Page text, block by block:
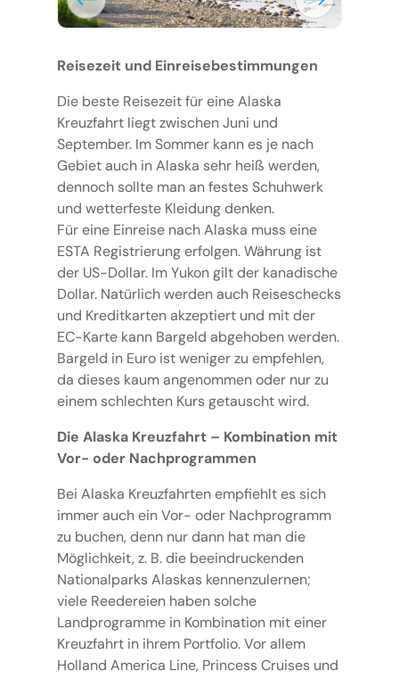
Reisezeit und Einreisebestimmungen
Die beste Reisezeit für eine Alaska
Kreuzfahrt liegt zwischen Juni und
September. Im Sommer kann es je nach
Gebiet auch in Alaska sehr heiß werden,
dennoch sollte man an festes Schuhwerk
und wetterfeste Kleidung denken.
Für eine Einreise nach Alaska muss eine
ESTA Registrierung erfolgen. Währung ist
der US-Dollar. Im Yukon gilt der kanadische
Dollar. Natürlich werden auch Reiseschecks
und Kreditkarten akzeptiert und mit der
EC-Karte kann Bargeld abgehoben werden.
Bargeld in Euro ist weniger zu empfehlen,
da dieses kaum angenommen oder nur zu
einem schlechten Kurs getauscht wird.
Die Alaska Kreuzfahrt – Kombination mit
Vor- oder Nachprogrammen
Bei Alaska Kreuzfahrten empfiehlt es sich
immer auch ein Vor- oder Nachprogramm
zu buchen, denn nur dann hat man die
Möglichkeit, z. B. die beeindruckenden
Nationalparks Alaskas kennenzulernen;
viele Reedereien haben solche
Landprogramme in Kombination mit einer
Kreuzfahrt in ihrem Portfolio. Vor allem
Holland America Line, Princess Cruises und